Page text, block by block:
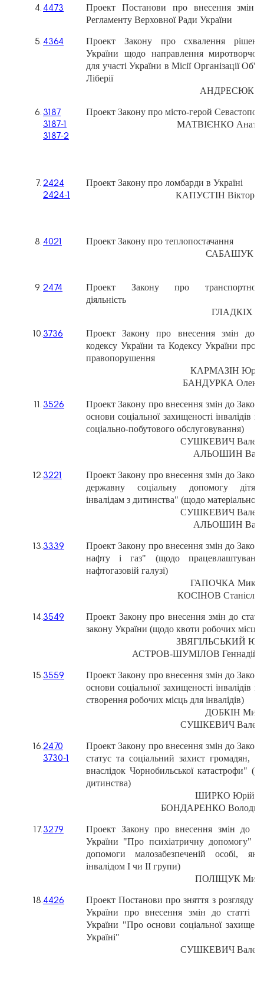
4.4473 Проект Постанови про внесення змін
Регламенту Верховної Ради України
5.4364 Проект Закону про схвалення
України
щодо направлення
для участі України в Місії Організації
Ліберії
АНДРЕСЮК
6. 3187
3187-1
3187-2
Проект Закону про місто-герой
МАТВІЄНКО
7. 2424
2424-1
Проект Закону про ломбарди в Україні
КАПУСТІН Віктор
8.4021 Проект Закону про теплопостачання
САБАШУК
9.2474 Проект Закону про
транспортно-
діяльність
ГЛАДКІХ
10.3736 Проект Закону про внесення змін до
кодексу України та Кодексу України про
правопорушення
КАРМАЗІН Юрій
БАНДУРКА
11. 3526 Проект Закону про внесення змін до
основи соціальної захищеності інвалідів в
соціально-побутового обслуговування)
СУШКЕВИЧ
АЛЬОШИН
12.3221 Проект Закону про внесення змін до
державну
соціальну допомогу
інвалідам з дитинства" (щодо матеріального
СУШКЕВИЧ
АЛЬОШИН
13.3339 Проект Закону про внесення змін до
нафту
і газ" (щодо
нафтогазовій галузі)
ГАПОЧКА
КОСІНОВ Станіслав
14.3549 Проект Закону про внесення змін до статті
закону України (щодо квоти робочих місць
ЗВЯГІЛЬСЬКИЙ
АСТРОВ-ШУМІЛОВ Геннадій
15.3559 Проект Закону про внесення змін до
основи соціальної захищеності інвалідів в
створення робочих місць для інвалідів)
ДОБКІН
СУШКЕВИЧ
16.2470
3730-1
Проект Закону про внесення змін до
статус та соціальний захист громадян,
внаслідок Чорнобильської катастрофи"
дитинства)
ШИРКО Юрій
БОНДАРЕНКО
17.3279 Проект Закону про внесення змін до
України "Про психіатричну допомогу"
допомоги
малозабезпеченій особі,
яка
інвалідом І чи ІІ групи)
ПОЛІЩУК
18.4426 Проект Постанови про зняття з розгляду
України
про внесення змін до статті
України "Про основи соціальної
Україні"
СУШКЕВИЧ